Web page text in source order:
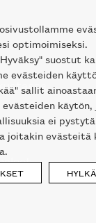
optimoimiseksi.
suostut
evästeiden
sallit
käytön,
ei
joitakin evästeitä